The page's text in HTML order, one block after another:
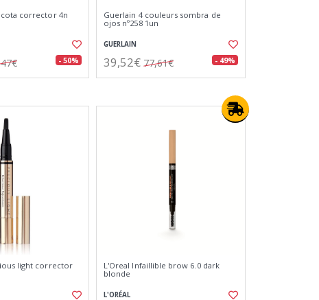
corrector 4n
- 50%
Guerlain 4 couleurs sombra de
ojos nº258 1un
GUERLAIN
39,52€ 77,61€ - 49%
light corrector
L'Oreal Infaillible brow 6.0 dark
blonde
L'ORÉAL